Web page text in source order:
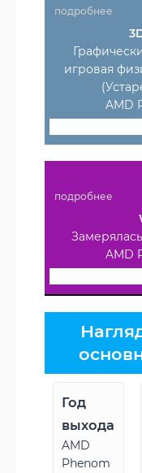
подробнее
игровая
AMD
подробнее
AMD
Год
выхода
AMD
Phenom